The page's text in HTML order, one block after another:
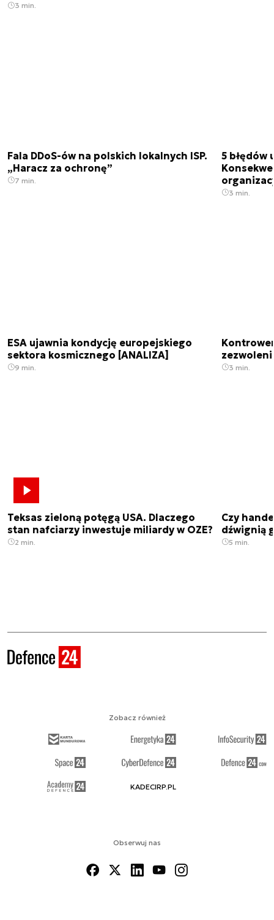
3 min.
Fala DDoS-ów na polskich lokalnych ISP.
„Haracz za ochronę”
7 min.
5 błędów
3 min.
ESA ujawnia kondycję europejskiego
sektora kosmicznego [ANALIZA]
9 min. 3 min.
Teksas zieloną potęgą USA. Dlaczego
stan nafciarzy inwestuje miliardy w OZE?
2 min.
Czy
dźwignią
5 min.
Obserwuj nas
Zobacz również
KADECIRP.PL